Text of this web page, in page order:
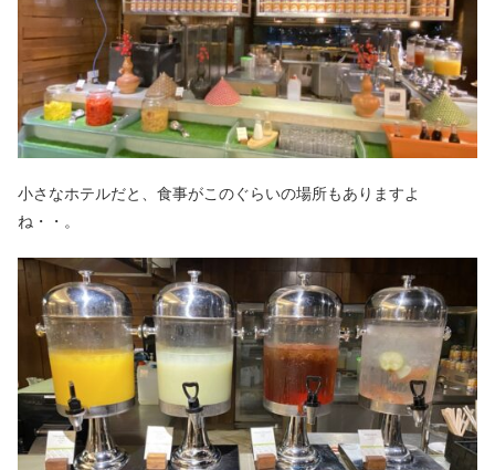
小さなホテルだと、食事がこのぐらいの場所もありますよ
ね・・。